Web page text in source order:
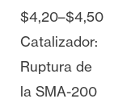
$4,20–$4,50
Catalizador:
Ruptura de
la SMA-200